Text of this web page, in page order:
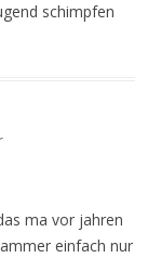
schimpfen
ma vor jahren
einfach nur